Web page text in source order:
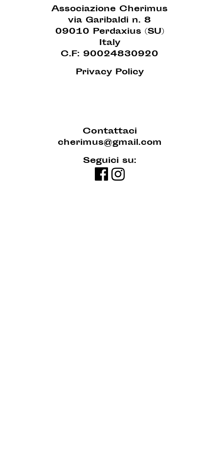
Associazione Cherimus
via Garibaldi n. 8
09010 Perdaxius (SU)
Italy
C.F: 90024830920
Privacy Policy
Contattaci
cherimus@gmail.com
Seguici su: